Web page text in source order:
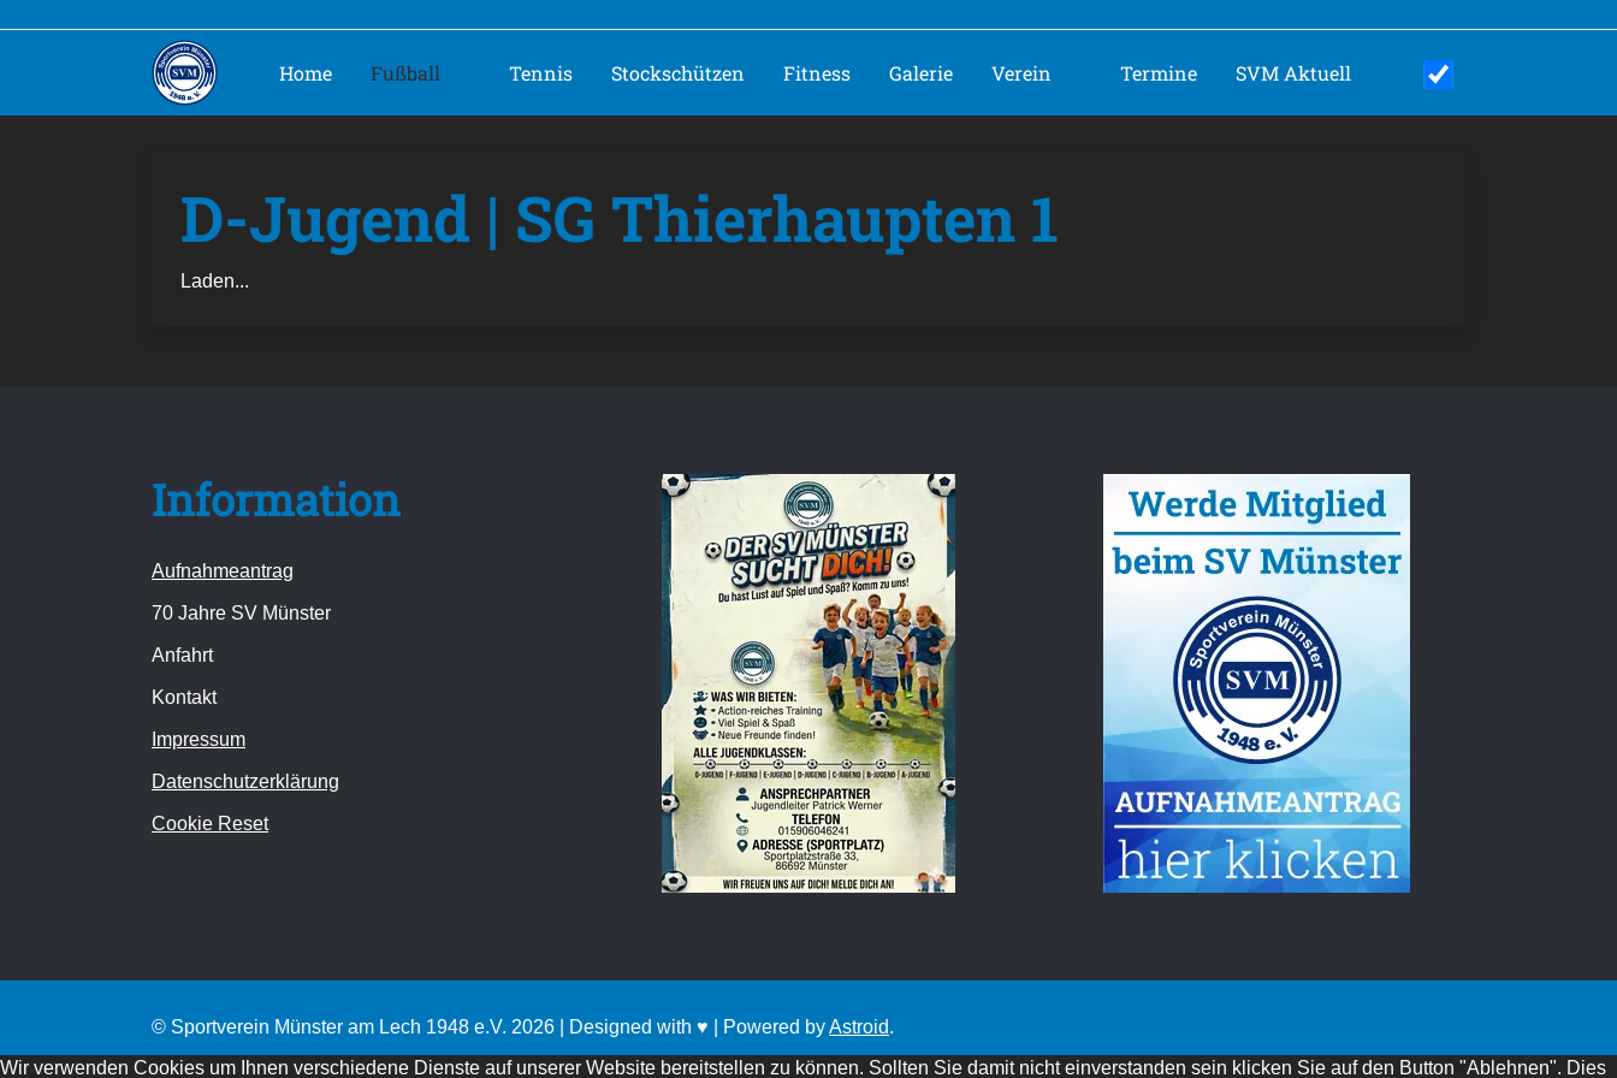
Home Fußball Tennis Stockschützen Fitness Galerie Verein Termine SVM Aktuell
D-Jugend | SG Thierhaupten 1
Laden...
Information
Aufnahmeantrag
70 Jahre SV Münster
Anfahrt
Kontakt
Impressum
Datenschutzerklärung
Cookie Reset
© Sportverein Münster am Lech 1948 e.V. 2026 | Designed with ♥ | Powered byAstroid.
Wir verwenden Cookies um Ihnen verschiedene Dienste auf unserer Website bereitstellen zu können. Sollten Sie damit nicht einverstanden sein klicken Sie auf den Button "Ablehnen". Dies